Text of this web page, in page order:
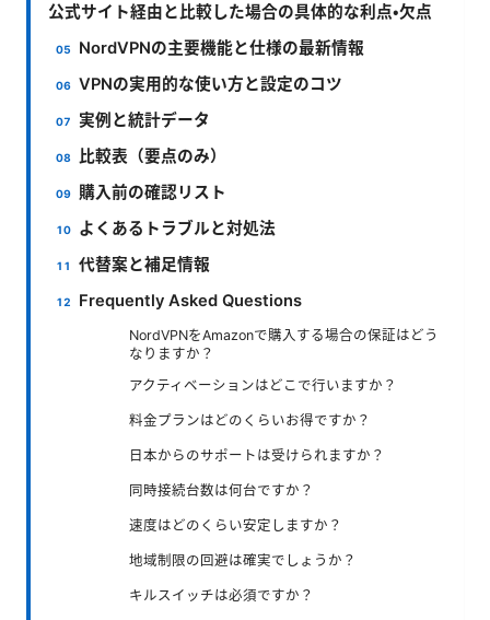
公式サイト経由と比較した場合の具体的な利点・欠点
NordVPNの主要機能と仕様の最新情報
VPNの実用的な使い方と設定のコツ
実例と統計データ
比較表（要点のみ）
購入前の確認リスト
よくあるトラブルと対処法
代替案と補足情報
Frequently Asked Questions
NordVPNをAmazonで購入する場合の保証はどう
なりますか？
アクティベーションはどこで行いますか？
料金プランはどのくらいお得ですか？
日本からのサポートは受けられますか？
同時接続台数は何台ですか？
速度はどのくらい安定しますか？
地域制限の回避は確実でしょうか？
キルスイッチは必須ですか？